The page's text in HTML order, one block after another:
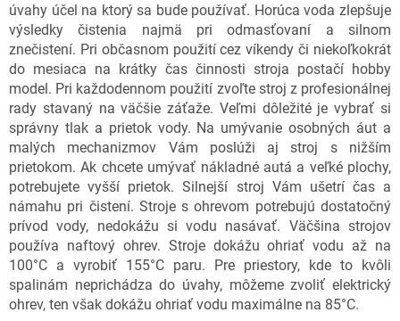
úvahy účel na ktorý sa bude používať. Horúca voda zlepšuje
výsledky čistenia najmä pri odmasťovaní a silnom
znečistení. Pri občasnom použití cez víkendy či niekoľkokrát
do mesiaca na krátky čas činnosti stroja postačí hobby
model. Pri každodennom použití zvoľte stroj z profesionálnej
rady stavaný na väčšie záťaže. Veľmi dôležité je vybrať si
správny tlak a prietok vody. Na umývanie osobných áut a
malých mechanizmov Vám poslúži aj stroj s nižším
prietokom. Ak chcete umývať nákladné autá a veľké plochy,
potrebujete vyšší prietok. Silnejší stroj Vám ušetrí čas a
námahu pri čistení. Stroje s ohrevom potrebujú dostatočný
prívod vody, nedokážu si vodu nasávať. Väčšina strojov
používa naftový ohrev. Stroje dokážu ohriať vodu až na
100°C a vyrobiť 155°C paru. Pre priestory, kde to kvôli
spalinám neprichádza do úvahy, môžeme zvoliť elektrický
ohrev, ten však dokážu ohriať vodu maximálne na 85°C.